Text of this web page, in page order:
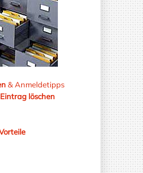
& Anmeldetipps
löschen